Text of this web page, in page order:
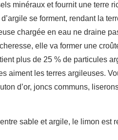
minéraux et fournit une terre
se forment, rendant la
chargée en eau ne draine
elle va former une
plus de 25 % de particules
aiment les terres argileuses.
d’or, joncs communs,
sable et argile, le limon est